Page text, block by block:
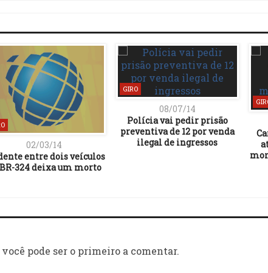
02/03/14
entre dois veículos
324 deixa um morto
GIRO
08/07/14
Polícia vai pedir prisão
preventiva de 12 por venda
ilegal de ingressos
pode ser o primeiro a comentar.